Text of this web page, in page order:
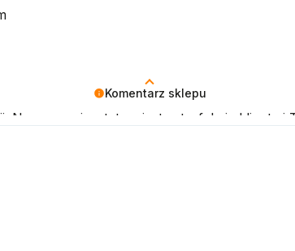
Komentarz sklepu
priorytetem jest satysfakcja klienta i